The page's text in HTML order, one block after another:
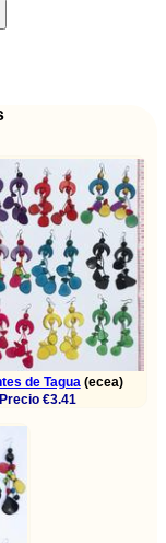
de Tagua(ecea)
Precio €3.41